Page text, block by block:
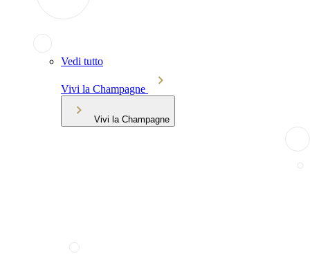
Vedi tutto
Vivi la Champagne
Vivi la Champagne